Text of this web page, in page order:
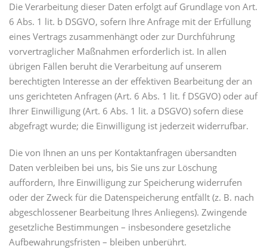
Die Verarbeitung dieser Daten erfolgt auf Grundlage von Art.
6 Abs. 1 lit. b DSGVO, sofern Ihre Anfrage mit der Erfüllung
eines Vertrags zusammenhängt oder zur Durchführung
vorvertraglicher Maßnahmen erforderlich ist. In allen
übrigen Fällen beruht die Verarbeitung auf unserem
berechtigten Interesse an der effektiven Bearbeitung der an
uns gerichteten Anfragen (Art. 6 Abs. 1 lit. f DSGVO) oder auf
Ihrer Einwilligung (Art. 6 Abs. 1 lit. a DSGVO) sofern diese
abgefragt wurde; die Einwilligung ist jederzeit widerrufbar.
Die von Ihnen an uns per Kontaktanfragen übersandten
Daten verbleiben bei uns, bis Sie uns zur Löschung
auffordern, Ihre Einwilligung zur Speicherung widerrufen
oder der Zweck für die Datenspeicherung entfällt (z. B. nach
abgeschlossener Bearbeitung Ihres Anliegens). Zwingende
gesetzliche Bestimmungen – insbesondere gesetzliche
Aufbewahrungsfristen – bleiben unberührt.